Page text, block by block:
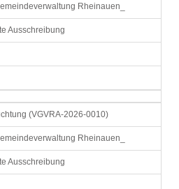
Rheinauen_
Ausschreibung
(VGVRA-2026-0010)
Rheinauen_
Ausschreibung